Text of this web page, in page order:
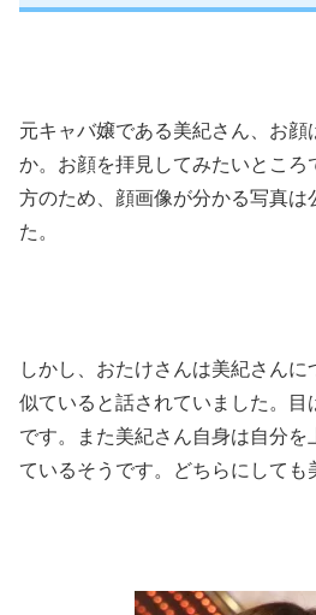
元キャバ嬢である美紀さん、お顔
か。お顔を拝見してみたいところ
方のため、顔画像が分かる写真は
た。
しかし、おたけさんは美紀さんに
似ていると話されていました。目
です。また美紀さん自身は自分を
ているそうです。どちらにしても